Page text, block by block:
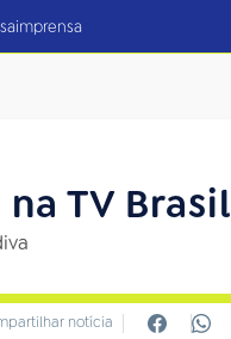
imprensa
TV Brasil
notícia